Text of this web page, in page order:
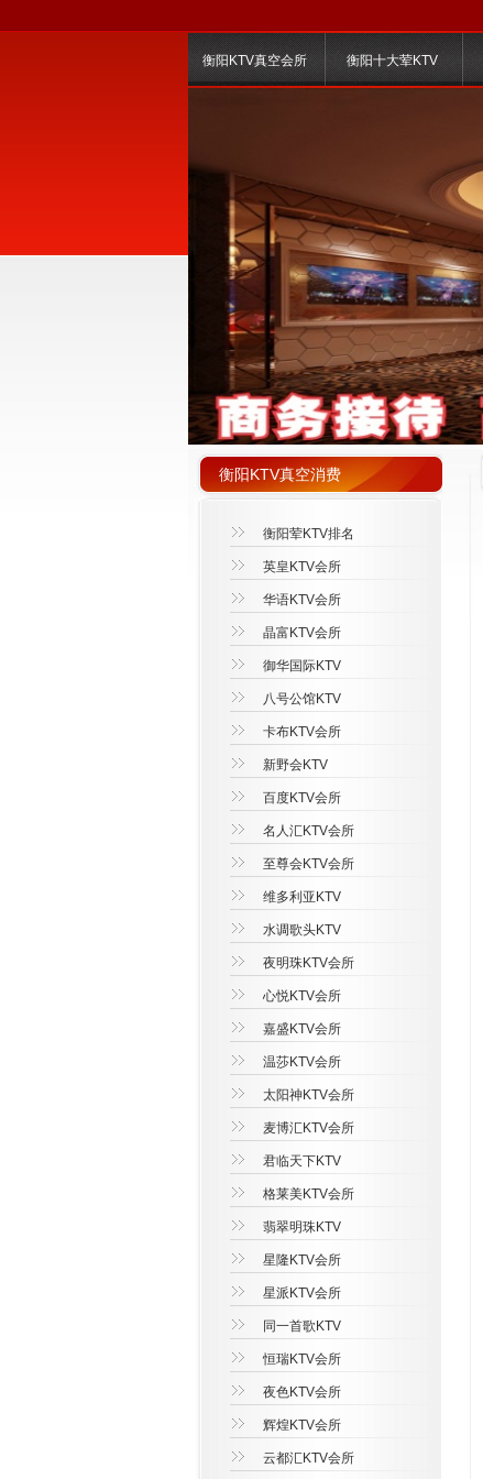
衡阳KTV真空会所 衡阳十大荤KTV
衡阳KTV真空消费
衡阳荤KTV排名
英皇KTV会所
华语KTV会所
晶富KTV会所
御华国际KTV
八号公馆KTV
卡布KTV会所
新野会KTV
百度KTV会所
名人汇KTV会所
至尊会KTV会所
维多利亚KTV
水调歌头KTV
夜明珠KTV会所
心悦KTV会所
嘉盛KTV会所
温莎KTV会所
太阳神KTV会所
麦博汇KTV会所
君临天下KTV
格莱美KTV会所
翡翠明珠KTV
星隆KTV会所
星派KTV会所
同一首歌KTV
恒瑞KTV会所
夜色KTV会所
辉煌KTV会所
云都汇KTV会所